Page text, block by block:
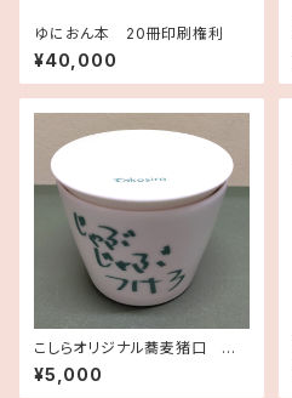
ゆにおん本 20冊印刷権利
¥40,000
こしらオリジナル蕎麦猪口 チャ
レンジこしら 2021年9月分作
品、こしらサイン入り手ぬぐいセ
¥5,000